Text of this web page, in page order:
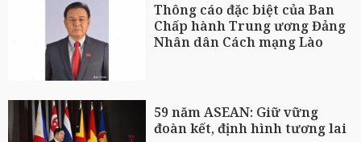
Thông cáo đặc biệt của Ban
Chấp hành Trung ương Đảng
Nhân dân Cách mạng Lào
59 năm ASEAN: Giữ vững
đoàn kết, định hình tương lai